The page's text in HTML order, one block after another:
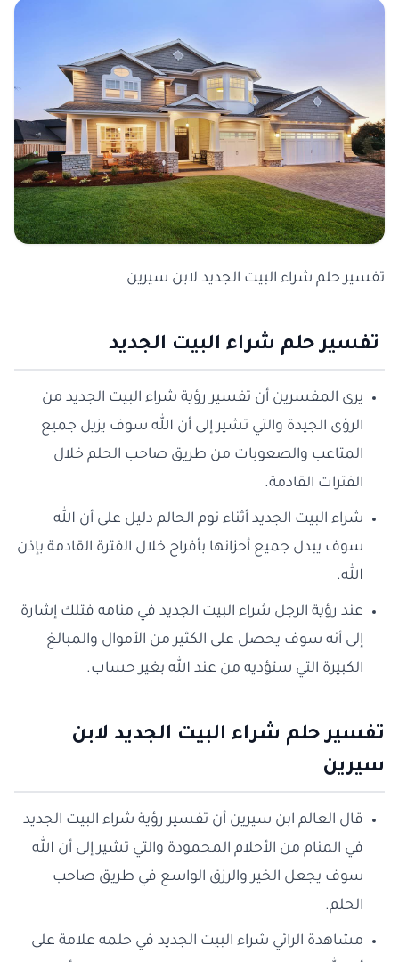
تفسير حلم شراء البيت الجديد لابن سيرين
تفسير حلم شراء البيت الجديد
يرى المفسرين أن تفسير رؤية شراء البيت الجديد من
الرؤى الجيدة والتي تشير إلى أن الله سوف يزيل جميع
المتاعب والصعوبات من طريق صاحب الحلم خلال
الفترات القادمة.
شراء البيت الجديد أثناء نوم الحالم دليل على أن الله
سوف يبدل جميع أحزانها بأفراح خلال الفترة القادمة بإذن
الله.
عند رؤية الرجل شراء البيت الجديد في منامه فتلك إشارة
إلى أنه سوف يحصل على الكثير من الأموال والمبالغ
الكبيرة التي ستؤديه من عند الله بغير حساب.
تفسير حلم شراء البيت الجديد لابن
سيرين
قال العالم ابن سيرين أن تفسير رؤية شراء البيت الجديد
في المنام من الأحلام المحمودة والتي تشير إلى أن الله
سوف يجعل الخير والرزق الواسع في طريق صاحب
الحلم.
مشاهدة الرائي شراء البيت الجديد في حلمه علامة على